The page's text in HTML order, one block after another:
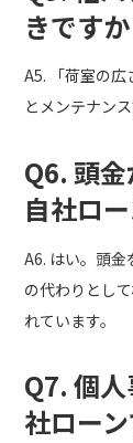
きです
A5. 「荷室の
とメンテナン
Q6. 頭
自社ロ
A6. はい。頭
の代わりとし
れています。
Q7. 個
社ロー